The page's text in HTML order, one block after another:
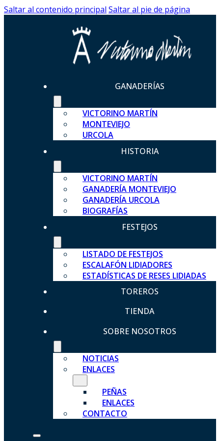
Saltar al contenido principal Saltar al pie de página
GANADERÍAS
VICTORINO MARTÍN
MONTEVIEJO
URCOLA
HISTORIA
VICTORINO MARTÍN
GANADERÍA MONTEVIEJO
GANADERÍA URCOLA
BIOGRAFÍAS
FESTEJOS
LISTADO DE FESTEJOS
ESCALAFÓN LIDIADORES
ESTADÍSTICAS DE RESES LIDIADAS
TOREROS
TIENDA
SOBRE NOSOTROS
NOTICIAS
ENLACES
PEÑAS
ENLACES
CONTACTO